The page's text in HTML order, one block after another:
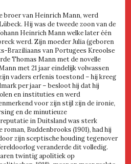
broer van Heinrich Mann, werd
Hij was de tweede zoon van de
Heinrich Mann welke later één
werd. Zijn moeder Julia (geboren
Braziliaans van Portugees Kreoolse
Thomas Mann met de novelle
met 21 jaar eindelijk volwassen
vaders erfenis toestond – hij kreeg
per jaar – besloot hij dat hij
en instituties en werd
voor zijn stijl zijn de ironie,
en de minutieuze
in Duitsland was sterk
Buddenbrooks (1901), had hij
zijn sceptische houding tegenover
veranderde dit volledig.
twintig apolitiek op